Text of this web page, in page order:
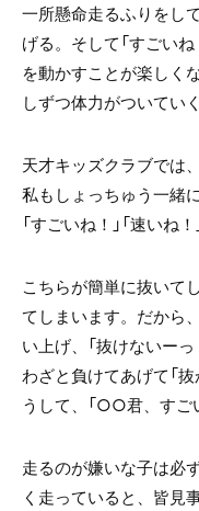
一所懸命走るふりをし
げる。そして「すごい
を動かすことが楽しく
しずつ体力がついてい
天才キッズクラブでは
私もしょっちゅう一緒
「すごいね！」「速いね
こちらが簡単に抜いて
てしまいます。だから
い上げ、「抜けないー
わざと負けてあげて「抜
うして、「○○君、すご
走るのが嫌いな子は必
く走っていると、皆見